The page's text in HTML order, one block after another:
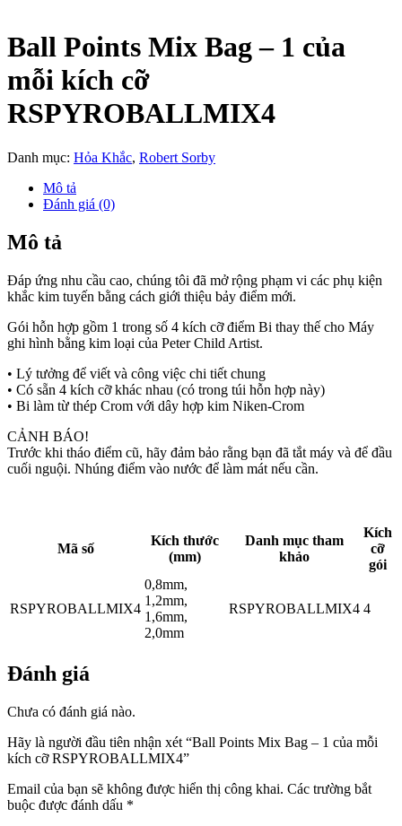
Ball Points Mix Bag – 1 của
mỗi kích cỡ
RSPYROBALLMIX4
Danh mục: Hỏa Khắc, Robert Sorby
Mô tả
Đánh giá (0)
Mô tả
Đáp ứng nhu cầu cao, chúng tôi đã mở rộng phạm vi các phụ kiện
khắc kim tuyến bằng cách giới thiệu bảy điểm mới.
Gói hỗn hợp gồm 1 trong số 4 kích cỡ điểm Bi thay thế cho Máy
ghi hình bằng kim loại của Peter Child Artist.
• Lý tưởng để viết và công việc chi tiết chung
• Có sẵn 4 kích cỡ khác nhau (có trong túi hỗn hợp này)
• Bi làm từ thép Crom với dây hợp kim Niken-Crom
CẢNH BÁO!
Trước khi tháo điểm cũ, hãy đảm bảo rằng bạn đã tắt máy và để đầu
cuối nguội. Nhúng điểm vào nước để làm mát nếu cần.
Mã số
Kích thước
(mm)
Danh mục tham
khảo
Kích
cỡ
gói
RSPYROBALLMIX4
0,8mm,
1,2mm,
1,6mm,
2,0mm
RSPYROBALLMIX4 4
Đánh giá
Chưa có đánh giá nào.
Hãy là người đầu tiên nhận xét “Ball Points Mix Bag – 1 của mỗi
kích cỡ RSPYROBALLMIX4”
Email của bạn sẽ không được hiển thị công khai. Các trường bắt
buộc được đánh dấu *